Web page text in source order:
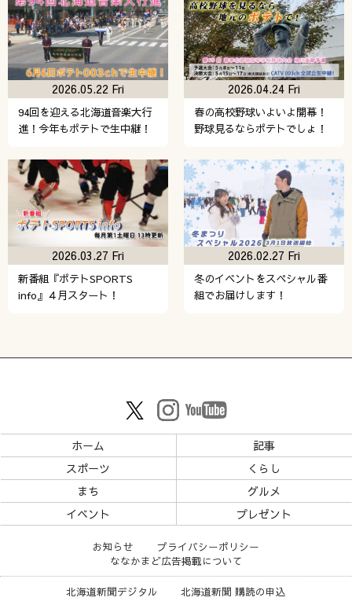
94回を迎える北海道音楽大行
進！今年もポテトで生中継！
2026.05.22 Fri
春の高校野球いよいよ開幕！
野球見るならポテトでしょ！
2026.04.24 Fri
新番組『ポテトSPORTS
info』４月スタート！
2026.03.27 Fri
冬のイベントをスペシャル番
組でお届けします！
2026.02.27 Fri
ホーム
記事
スポーツ
くらし
まち
グルメ
イベント
プレゼント
お知らせ
プライバシーポリシー
ななかまど広告掲載について
北海道新聞デジタル
北海道新聞 購読の申込